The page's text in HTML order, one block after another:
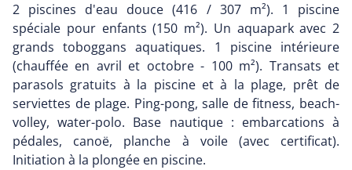
2 piscines d'eau douce (416 / 307 m²). 1 piscine
spéciale pour enfants (150 m²). Un aquapark avec 2
grands toboggans aquatiques. 1 piscine intérieure
(chauffée en avril et octobre - 100 m²). Transats et
parasols gratuits à la piscine et à la plage, prêt de
serviettes de plage. Ping-pong, salle de fitness, beach-
volley, water-polo. Base nautique : embarcations à
pédales, canoë, planche à voile (avec certificat).
Initiation à la plongée en piscine.